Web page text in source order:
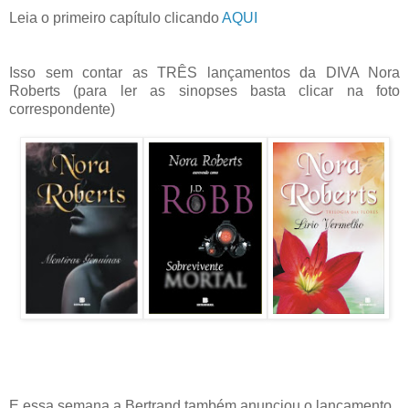
Leia o primeiro capítulo clicandoAQUI
Isso sem contar as TRÊS lançamentos da DIVA Nora
Roberts (para ler as sinopses basta clicar na foto
correspondente)